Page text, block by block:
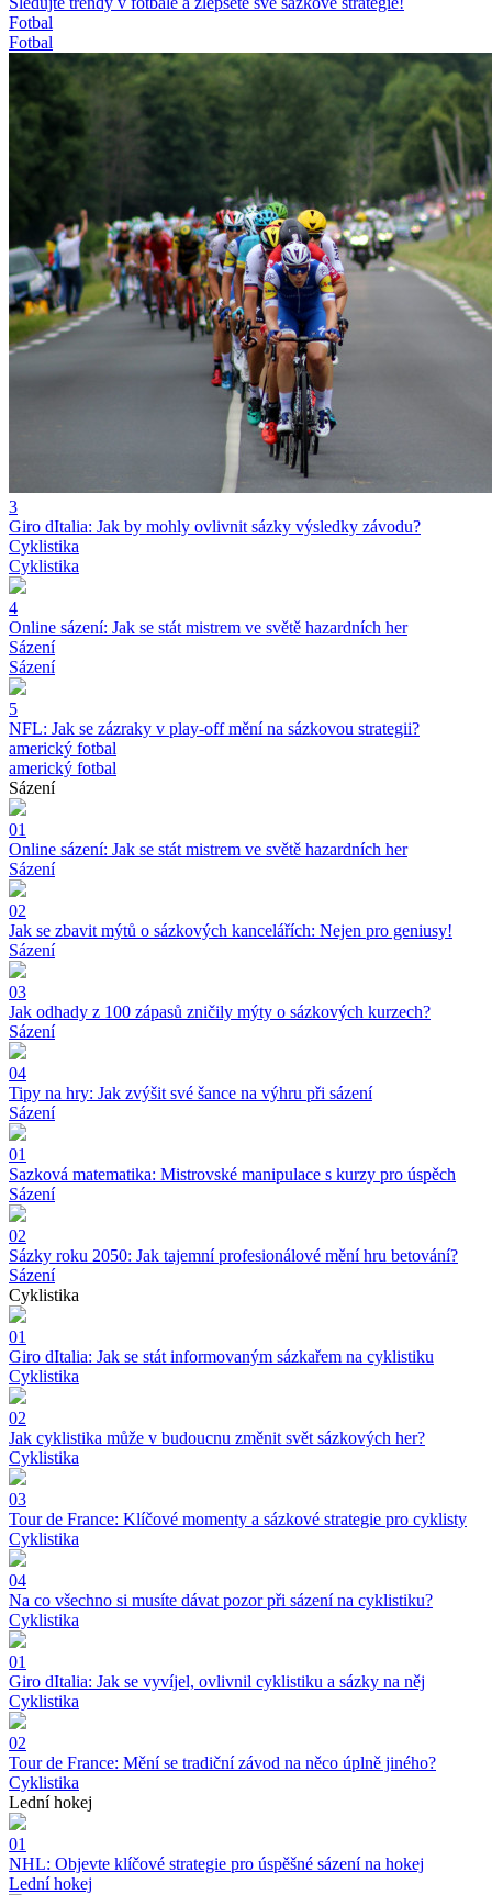
Fotbal
Fotbal
3
Giro dItalia: Jak by mohly ovlivnit sázky výsledky závodu?
Cyklistika
Cyklistika
4
Online sázení: Jak se stát mistrem ve světě hazardních her
Sázení
Sázení
5
NFL: Jak se zázraky v play-off mění na sázkovou strategii?
americký fotbal
americký fotbal
Sázení
01
Online sázení: Jak se stát mistrem ve světě hazardních her
Sázení
02
Jak se zbavit mýtů o sázkových kancelářích: Nejen pro geniusy!
Sázení
03
Jak odhady z 100 zápasů zničily mýty o sázkových kurzech?
Sázení
04
Tipy na hry: Jak zvýšit své šance na výhru při sázení
Sázení
01
Sazková matematika: Mistrovské manipulace s kurzy pro úspěch
Sázení
02
Sázky roku 2050: Jak tajemní profesionálové mění hru betování?
Sázení
Cyklistika
01
Giro dItalia: Jak se stát informovaným sázkařem na cyklistiku
Cyklistika
02
Jak cyklistika může v budoucnu změnit svět sázkových her?
Cyklistika
03
Tour de France: Klíčové momenty a sázkové strategie pro cyklisty
Cyklistika
04
Na co všechno si musíte dávat pozor při sázení na cyklistiku?
Cyklistika
01
Giro dItalia: Jak se vyvíjel, ovlivnil cyklistiku a sázky na něj
Cyklistika
02
Tour de France: Mění se tradiční závod na něco úplně jiného?
Cyklistika
Lední hokej
01
NHL: Objevte klíčové strategie pro úspěšné sázení na hokej
Lední hokej